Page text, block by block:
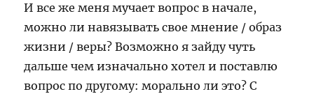
И все же меня мучает вопрос в начале,
можно ли навязывать свое мнение / образ
жизни / веры? Возможно я зайду чуть
дальше чем изначально хотел и поставлю
вопрос по другому: морально ли это? С